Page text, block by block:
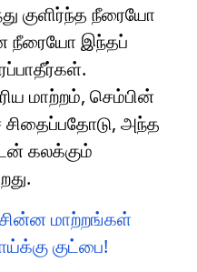
குளிர்ந்த நீரையோ
நீரையோ இந்தப்
மாற்றம், செம்பின்
அந்த
கலக்கும்
மாற்றங்கள்
குட்பை!